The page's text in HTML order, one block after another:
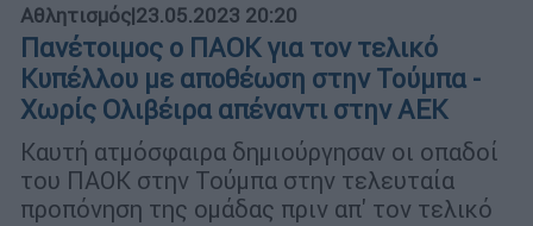
Αθλητισμός|23.05.2023 20:20
Πανέτοιμος ο ΠΑΟΚ για τον τελικό
Κυπέλλου με αποθέωση στην Τούμπα -
Χωρίς Ολιβέιρα απέναντι στην ΑΕΚ
Καυτή ατμόσφαιρα δημιούργησαν οι οπαδοί
του ΠΑΟΚ στην Τούμπα στην τελευταία
προπόνηση της ομάδας πριν απ' τον τελικό